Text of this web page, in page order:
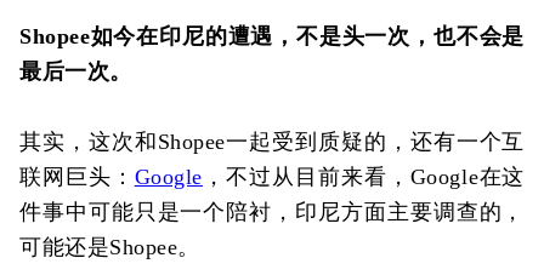
Shopee如今在印尼的遭遇，不是头一次，也不会是
最后一次。
其实，这次和Shopee一起受到质疑的，还有一个互
联网巨头： Google ，不过从目前来看，Google在这
件事中可能只是一个陪衬，印尼方面主要调查的，
可能还是Shopee。